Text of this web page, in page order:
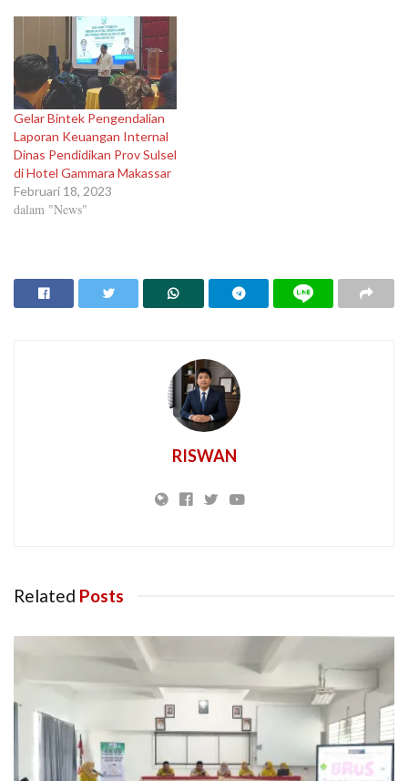
Gelar Bintek Pengendalian
Laporan Keuangan Internal
Dinas Pendidikan Prov Sulsel
di Hotel Gammara Makassar
Februari 18, 2023
dalam "News"
RISWAN
Related Posts